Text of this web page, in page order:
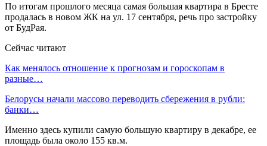
По итогам прошлого месяца самая большая квартира в Бресте
продалась в новом ЖК на ул. 17 сентября, речь про застройку
от БудРая.
Сейчас читают
Как менялось отношение к прогнозам и гороскопам в
разные…
Белорусы начали массово переводить сбережения в рубли:
банки…
Именно здесь купили самую большую квартиру в декабре, ее
площадь была около 155 кв.м.